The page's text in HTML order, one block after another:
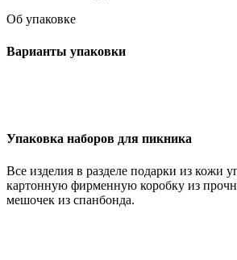
Об упаковке
Варианты упаковки
Упаковка наборов для пикника
Все изделия в разделе подарки из кожи
картонную фирменную коробку из
мешочек из спанбонда.